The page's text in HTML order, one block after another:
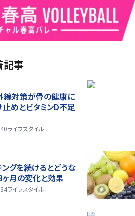
記事
線対策が骨の健康に
めとビタミンD不足
ライフスタイル
グを続けるとどうな
ヶ月の変化と効果
ライフスタイル